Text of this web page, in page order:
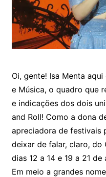
Oi, gente! Isa Menta
e Música, o quadro que
e indicações dos dois
and Roll! Como a dona
apreciadora de festivais
deixar de falar, claro, do
dias 12 a 14 e 19 a 21
Em meio a grandes